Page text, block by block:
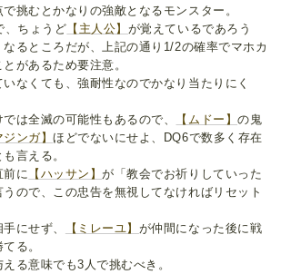
挑むとかなりの強敵となるモンスター。
、ちょうど 【主人公】 が覚えているであろう
なるところだが、上記の通り1/2の確率でマホカ
があるため要注意。
なくても、強耐性なのでかなり当たりにく
は全滅の可能性もあるので、
【ムドー】の鬼
ジンガ】ほどでないにせよ、DQ6で数多く存在
言える。
に
【ハッサン】が「教会でお祈りしていった
ので、この忠告を無視してなければリセット
にせず、
【ミレーユ】 が仲間になった後に戦
る。
る意味でも3人で挑むべき。